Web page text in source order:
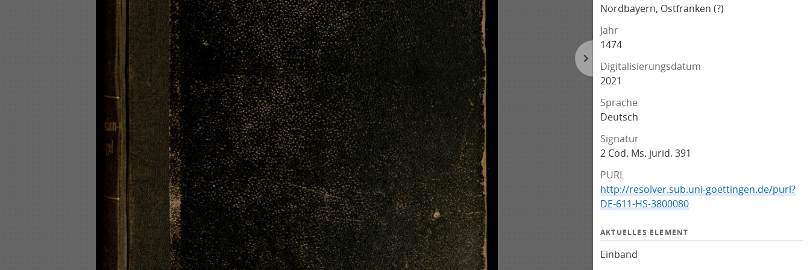
Nordbayern, Ostfranken (?)
Jahr
1474
Digitalisierungsdatum
2021
Sprache
Deutsch
Signatur
2 Cod. Ms. jurid. 391
PURL
http://resolver.sub.uni-goettingen.de/purl?
DE-611-HS-3800080
AKTUELLES ELEMENT
Einband